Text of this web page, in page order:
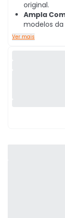
original.
Ampla
modelos
Ver mais